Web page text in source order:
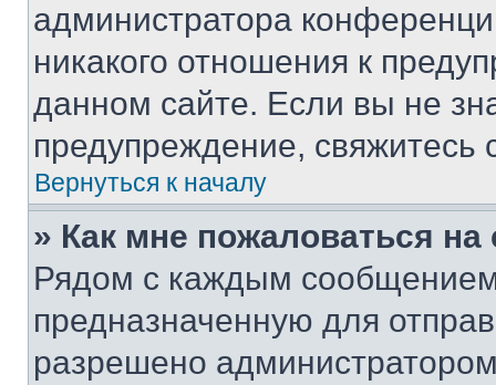
администратора
никакого отношения к
данном сайте. Если вы не
предупреждение,
Вернуться к началу
» Как мне пожаловаться
Рядом с каждым сообщением
предназначенную для
разрешено